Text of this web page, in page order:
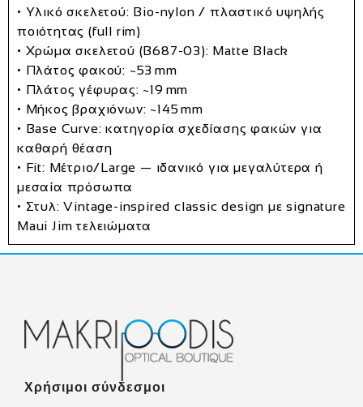
• Υλικό σκελετού: Bio‑nylon / πλαστικό υψηλής
ποιότητας (full rim)
• Χρώμα σκελετού (B687‑03): Matte Black
• Πλάτος φακού: ~53 mm
• Πλάτος γέφυρας: ~19 mm
• Μήκος βραχιόνων: ~145 mm
• Base Curve: κατηγορία σχεδίασης φακών για
καθαρή θέαση
• Fit: Μέτριο/Large — ιδανικό για μεγαλύτερα ή
μεσαία πρόσωπα
• Στυλ: Vintage‑inspired classic design με signature
Maui Jim τελειώματα
Χρήσιμοι σύνδεσμοι